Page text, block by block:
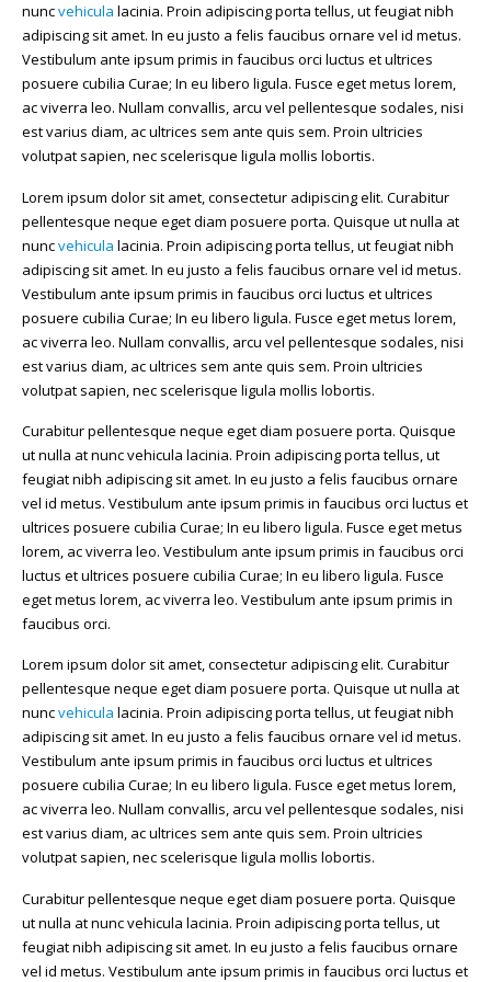
nuncvehicula lacinia. Proin adipiscing porta tellus, ut feugiat nibh
adipiscing sit amet. In eu justo a felis faucibus ornare vel id metus.
Vestibulum ante ipsum primis in faucibus orci luctus et ultrices
posuere cubilia Curae; In eu libero ligula. Fusce eget metus lorem,
ac viverra leo. Nullam convallis, arcu vel pellentesque sodales, nisi
est varius diam, ac ultrices sem ante quis sem. Proin ultricies
volutpat sapien, nec scelerisque ligula mollis lobortis.
Lorem ipsum dolor sit amet, consectetur adipiscing elit. Curabitur
pellentesque neque eget diam posuere porta. Quisque ut nulla at
nuncvehicula lacinia. Proin adipiscing porta tellus, ut feugiat nibh
adipiscing sit amet. In eu justo a felis faucibus ornare vel id metus.
Vestibulum ante ipsum primis in faucibus orci luctus et ultrices
posuere cubilia Curae; In eu libero ligula. Fusce eget metus lorem,
ac viverra leo. Nullam convallis, arcu vel pellentesque sodales, nisi
est varius diam, ac ultrices sem ante quis sem. Proin ultricies
volutpat sapien, nec scelerisque ligula mollis lobortis.
Curabitur pellentesque neque eget diam posuere porta. Quisque
ut nulla at nunc vehicula lacinia. Proin adipiscing porta tellus, ut
feugiat nibh adipiscing sit amet. In eu justo a felis faucibus ornare
vel id metus. Vestibulum ante ipsum primis in faucibus orci luctus et
ultrices posuere cubilia Curae; In eu libero ligula. Fusce eget metus
lorem, ac viverra leo. Vestibulum ante ipsum primis in faucibus orci
luctus et ultrices posuere cubilia Curae; In eu libero ligula. Fusce
eget metus lorem, ac viverra leo. Vestibulum ante ipsum primis in
faucibus orci.
Lorem ipsum dolor sit amet, consectetur adipiscing elit. Curabitur
pellentesque neque eget diam posuere porta. Quisque ut nulla at
nuncvehicula lacinia. Proin adipiscing porta tellus, ut feugiat nibh
adipiscing sit amet. In eu justo a felis faucibus ornare vel id metus.
Vestibulum ante ipsum primis in faucibus orci luctus et ultrices
posuere cubilia Curae; In eu libero ligula. Fusce eget metus lorem,
ac viverra leo. Nullam convallis, arcu vel pellentesque sodales, nisi
est varius diam, ac ultrices sem ante quis sem. Proin ultricies
volutpat sapien, nec scelerisque ligula mollis lobortis.
Curabitur pellentesque neque eget diam posuere porta. Quisque
ut nulla at nunc vehicula lacinia. Proin adipiscing porta tellus, ut
feugiat nibh adipiscing sit amet. In eu justo a felis faucibus ornare
vel id metus. Vestibulum ante ipsum primis in faucibus orci luctus et